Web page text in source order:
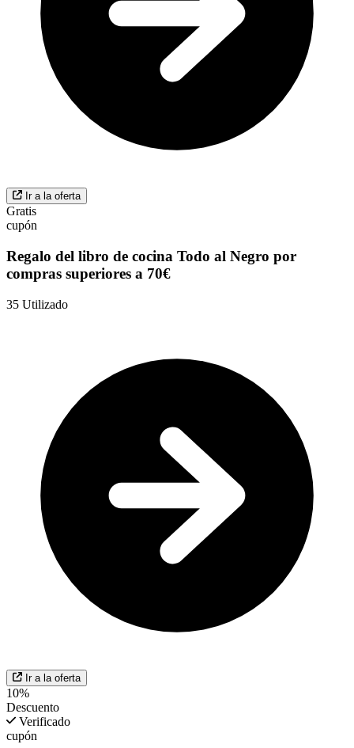
Ir a la oferta
Gratis
cupón
Regalo del libro de cocina Todo al Negro por
compras superiores a 70€
35 Utilizado
Ir a la oferta
10%
Descuento
Verificado
cupón